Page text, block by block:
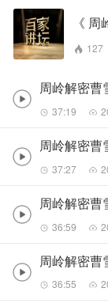
《
127
周岭解密曹
37:19
周岭解密曹
37:27
周岭解密曹
36:59
周岭解密曹
36:55